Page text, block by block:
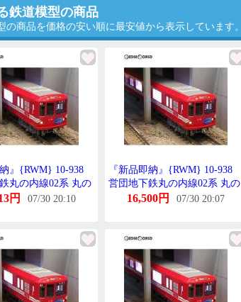
鉄道模型の商品
商品を価格の安い順に最安値から表示しています。
納』{RWM} 10-938
丸の内線02系 丸の
周年記念号たいぷ
かとー)
円 07/30 20:10
『新品即納』{RWM} 10-938
営団地下鉄丸の内線02系 丸の
内線開通50周年記念号たいぷ
す)/KATO(かとー)
16,500円 07/30 20:07